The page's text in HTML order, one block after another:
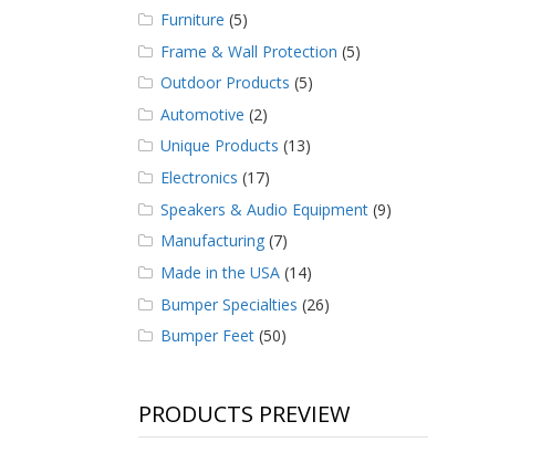
Furniture (5)
Frame & Wall Protection (5)
Outdoor Products (5)
Automotive (2)
Unique Products (13)
Electronics (17)
Speakers & Audio Equipment(9)
Manufacturing(7)
Made in the USA(14)
Bumper Specialties (26)
Bumper Feet(50)
PRODUCTS PREVIEW